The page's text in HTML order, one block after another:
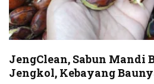
JengClean, Sabun Mandi
Jengkol, Kebayang